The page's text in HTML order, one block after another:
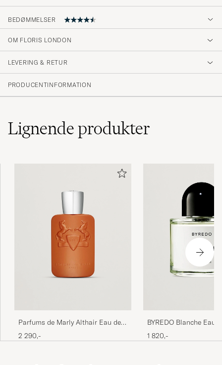
BEDØMMELSER
Jeg likte den, men frua syns ikke den var så.
Ra :)
OM FLORIS LONDON
LEVERING & RETUR
PRODUCENTINFORMATION
Lignendeprodukter
Parfums de Marly Althair Eau de
Parfum 125ml
2 290,-
BYREDO Blanche Eau
100ml
1 820,-